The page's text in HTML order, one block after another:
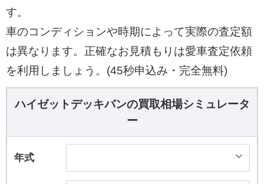
す。
車のコンディションや時期によって実際の査定額
は異なります。正確なお見積もりは愛車査定依頼
を利用しましょう。(45秒申込み・完全無料)
ハイゼットデッキバンの買取相場シミュレータ
ー
年式